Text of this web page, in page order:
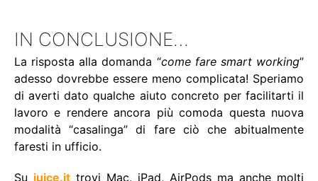
IN CONCLUSIONE…
La risposta alla domanda “come fare smart working”
adesso dovrebbe essere meno complicata! Speriamo
di averti dato qualche aiuto concreto per facilitarti il
lavoro e rendere ancora più comoda questa nuova
modalità “casalinga” di fare ciò che abitualmente
faresti in ufficio.
Su juice.it trovi Mac, iPad, AirPods ma anche molti